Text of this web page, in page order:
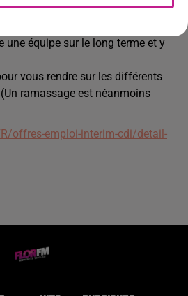
possédez une première expérience
une équipe sur le long terme et y
vous rendre sur les différents
ramassage est néanmoins
offres-emploi-interim-cdi/detail-